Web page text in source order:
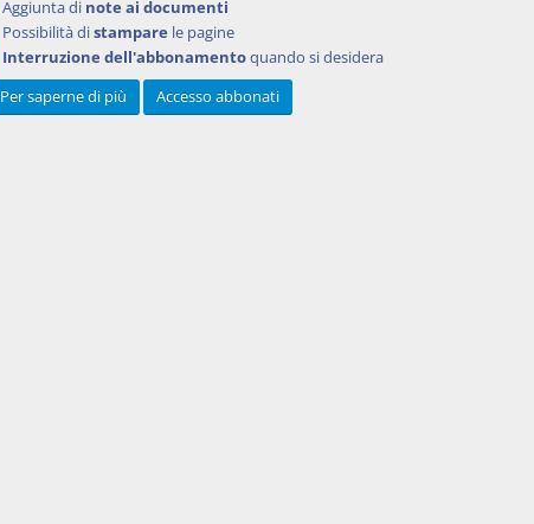
Aggiunta di note ai documenti
Possibilità distampare le pagine
Interruzione dell'abbonamentoquando si desidera
Per saperne di più
Accesso abbonati